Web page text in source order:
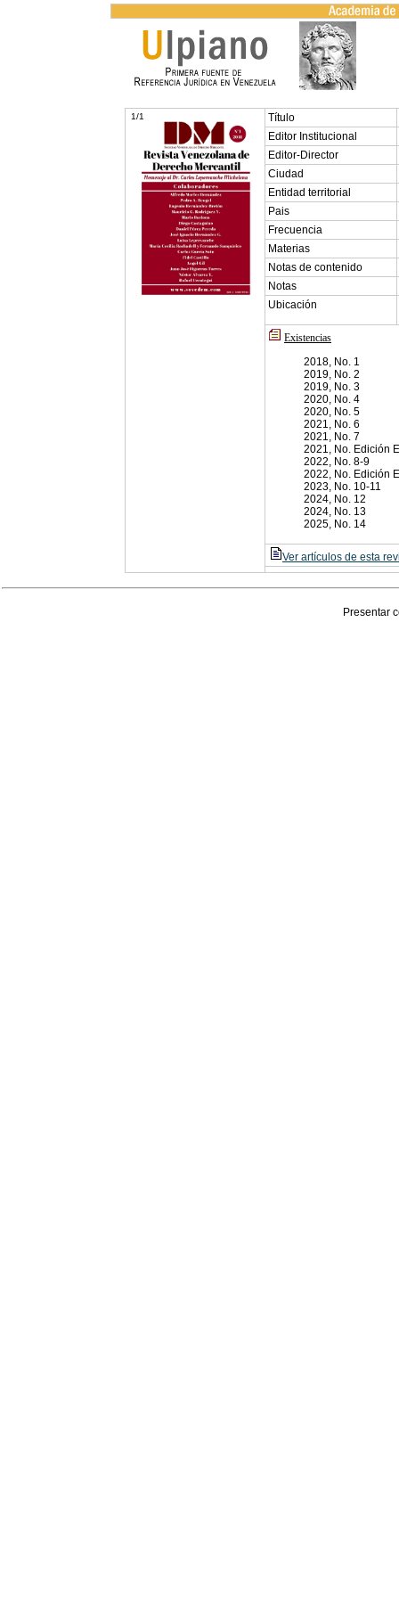
1/1
Título
Editor Institucional
Editor-Director
Ciudad
Entidad territorial
Pais
Frecuencia
Materias
Notas de contenido
Notas
Ubicación
Existencias
2018, No. 1
2019, No. 2
2019, No. 3
2020, No. 4
2020, No. 5
2021, No. 6
2021, No. 7
2021, No. Edición
2022, No. 8-9
2022, No. Edición
2023, No. 10-11
2024, No. 12
2024, No. 13
2025, No. 14
Ver artículos de esta
Presentar